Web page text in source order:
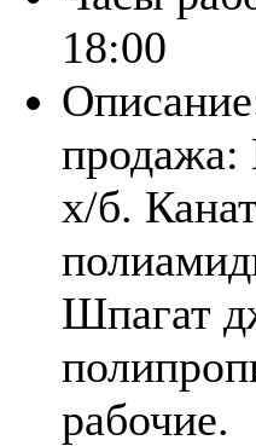
18:00
продажа:
х/б.
Шпагат
рабочие.